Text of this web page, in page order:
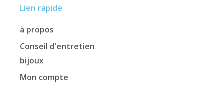
Lien rapide
à propos
Conseil d'entretien
bijoux
Mon compte